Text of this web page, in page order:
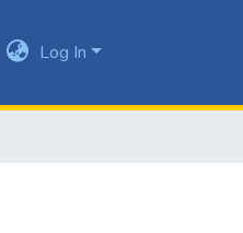
Log In